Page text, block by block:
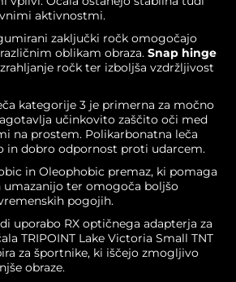
aktivnostmi.
zaključki ročk omogočajo
oblikam obraza. Snap hinge
ročk ter izboljša vzdržljivost
kategorije 3 je primerna za močno
učinkovito zaščito oči med
na prostem. Polikarbonatna leča
in dobro odpornost proti udarcem.
in Oleophobic premaz, ki pomaga
ter omogoča boljšo
pogojih.
uporabo RX optičnega adapterja za
TRIPOINT Lake Victoria Small TNT
za športnike, ki iščejo zmogljivo
obraze.